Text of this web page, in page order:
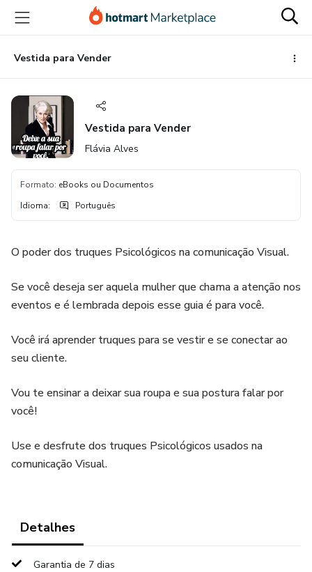
para
conteúdo
principal
para
pagamento
para
rodapé
Vestida para Vender
Vestida para Vender
Flávia Alves
Formato: eBooks ou Documentos
Idioma: Português
O poder dos truques Psicológicos na comunicação Visual.
Se você deseja ser aquela mulher que chama a atenção nos
eventos e é lembrada depois esse guia é para você.
Você irá aprender truques para se vestir e se conectar ao
seu cliente.
Vou te ensinar a deixar sua roupa e sua postura falar por
você!
Use e desfrute dos truques Psicológicos usados na
comunicação Visual.
Detalhes
Garantia de 7 dias